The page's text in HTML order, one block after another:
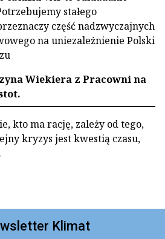
stałego
część nadzwyczajnych
na uniezależnienie Polski
Wiekiera z Pracowni na
kto ma rację, zależy od tego,
kryzys jest kwestią czasu,
Klimat